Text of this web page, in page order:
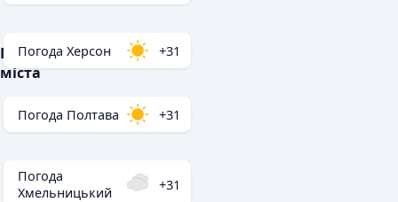
Популярні
міста
Погода Херсон +31
Погода Полтава +31
Погода
Хмельницький
+31